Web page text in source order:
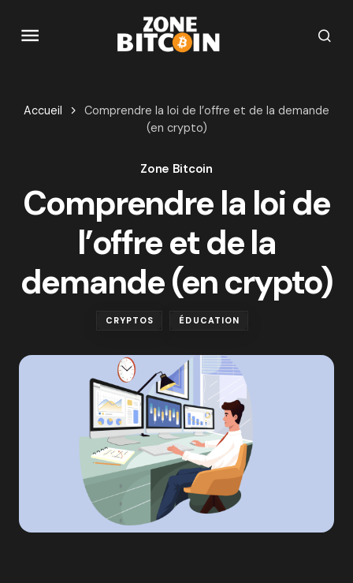
Accueil
Comprendre la loi de l’offre et de la demande
(en crypto)
Zone Bitcoin
Comprendre la loi de
l’offre et de la
demande (en crypto)
CRYPTOS ÉDUCATION